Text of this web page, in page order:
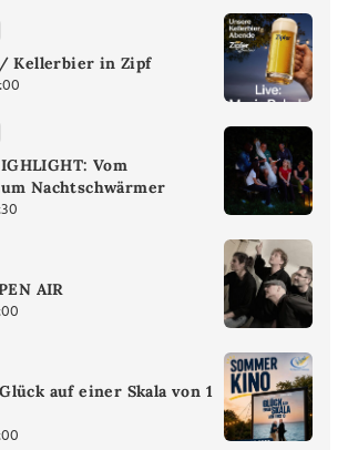
Kellerbier in Zipf
Vom
Nachtschwärmer
AIR
auf einer Skala von 1